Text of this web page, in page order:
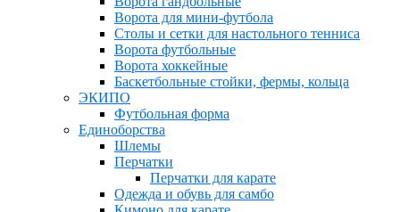
Ворота для мини-футбола
Столы и сетки для настольного тенниса
Ворота футбольные
Ворота хоккейные
Баскетбольные стойки, фермы, кольца
ЭКИПО
Футбольная форма
Единоборства
Шлемы
Перчатки
Перчатки для карате
Одежда и обувь для самбо